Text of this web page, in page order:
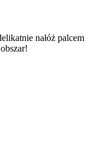
nałóż palcem